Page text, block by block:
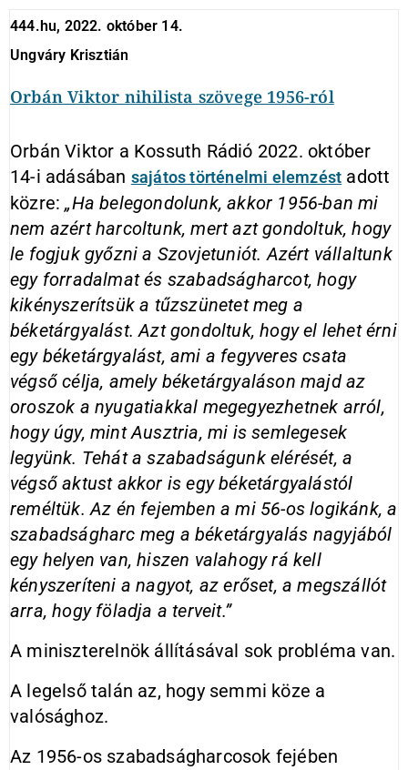
444.hu, 2022. október 14.
Ungváry Krisztián
Orbán Viktor nihilista szövege 1956-ról
Orbán Viktor a Kossuth Rádió 2022. október
14-i adásában sajátos történelmi elemzést adott
közre:„Ha belegondolunk, akkor 1956-ban mi
nem azért harcoltunk, mert azt gondoltuk, hogy
le fogjuk győzni a Szovjetuniót. Azért vállaltunk
egy forradalmat és szabadságharcot, hogy
kikényszerítsük a tűzszünetet meg a
béketárgyalást. Azt gondoltuk, hogy el lehet érni
egy béketárgyalást, ami a fegyveres csata
végső célja, amely béketárgyaláson majd az
oroszok a nyugatiakkal megegyezhetnek arról,
hogy úgy, mint Ausztria, mi is semlegesek
legyünk. Tehát a szabadságunk elérését, a
végső aktust akkor is egy béketárgyalástól
reméltük. Az én fejemben a mi 56-os logikánk, a
szabadságharc meg a béketárgyalás nagyjából
egy helyen van, hiszen valahogy rá kell
kényszeríteni a nagyot, az erőset, a megszállót
arra, hogy föladja a terveit.”
A miniszterelnök állításával sok probléma van.
A legelső talán az, hogy semmi köze a
valósághoz.
Az 1956-os szabadságharcosok fejében